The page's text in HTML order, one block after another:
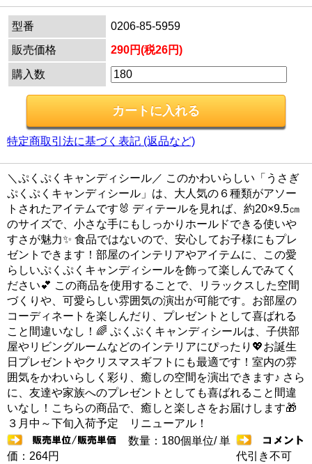
型番
0206-85-5959
販売価格
290円(税26円)
購入数
特定商取引法に基づく表記 (返品など)
＼ぷくぷくキャンディシール／ このかわいらしい「うさぎ
ぷくぷくキャンディシール」は、大人気の６種類がアソー
トされたアイテムです🐰 ディテールを見れば、約20×9.5㎝
のサイズで、小さな手にもしっかりホールドできる使いや
すさが魅力✨ 食品ではないので、安心してお子様にもプレ
ゼントできます！部屋のインテリアやアイテムに、この愛
らしいぷくぷくキャンディシールを飾って楽しんでみてく
ださい💕 この商品を使用することで、リラックスした空間
づくりや、可愛らしい雰囲気の演出が可能です。お部屋の
コーディネートを楽しんだり、プレゼントとして喜ばれる
こと間違いなし！🌈 ぷくぷくキャンディシールは、子供部
屋やリビングルームなどのインテリアにぴったり💖お誕生
日プレゼントやクリスマスギフトにも最適です！室内の雰
囲気をかわいらしく彩り、癒しの空間を演出できます♪ さら
に、友達や家族へのプレゼントとしても喜ばれること間違
いなし！こちらの商品で、癒しと楽しさをお届けします🎁
３月中～下旬入荷予定 リニューアル！
数量：180個単位/ 単
価：264円
代引き不可